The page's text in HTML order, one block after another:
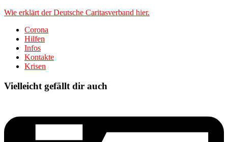
Wie erklärt der Deutsche Caritasverband hier.
Corona
Hilfen
Infos
Kontakte
Krisen
Vielleicht gefällt dir auch